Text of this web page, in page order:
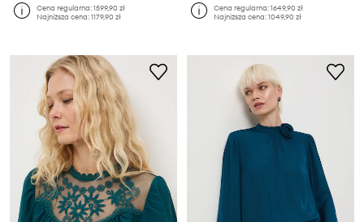
Cena regularna:1599,90 zł
Najniższa cena:1179,90 zł
Cena regularna:1649,90 zł
Najniższa cena:1049,90 zł